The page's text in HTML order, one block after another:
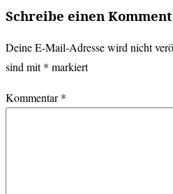
Schreibe einen
Deine E-Mail-Adresse wird nicht
sind mit* markiert
Kommentar*